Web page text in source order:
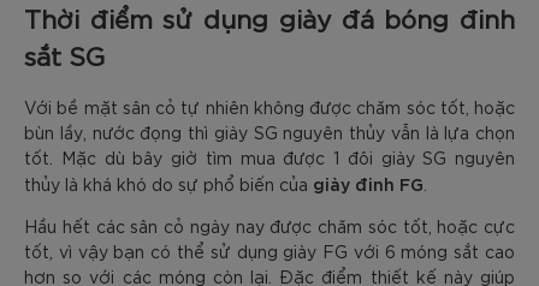
Thời điểm sử dụng giày đá bóng đinh
sắt SG
Với bề mặt sân cỏ tự nhiên không được chăm sóc tốt, hoặc
bùn lầy, nước đọng thì giày SG nguyên thủy vẫn là lựa chọn
tốt. Mặc dù bây giờ tìm mua được 1 đôi giày SG nguyên
thủy là khá khó do sự phổ biến của giày đinh FG
Hầu hết các sân cỏ ngày nay được chăm sóc tốt, hoặc cực
tốt, vì vậy bạn có thể sử dụng giày FG với 6 móng sắt cao
hơn so với các móng còn lại. Đặc điểm thiết kế này giúp